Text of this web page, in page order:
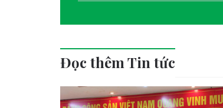
Đọc thêm Tin tức